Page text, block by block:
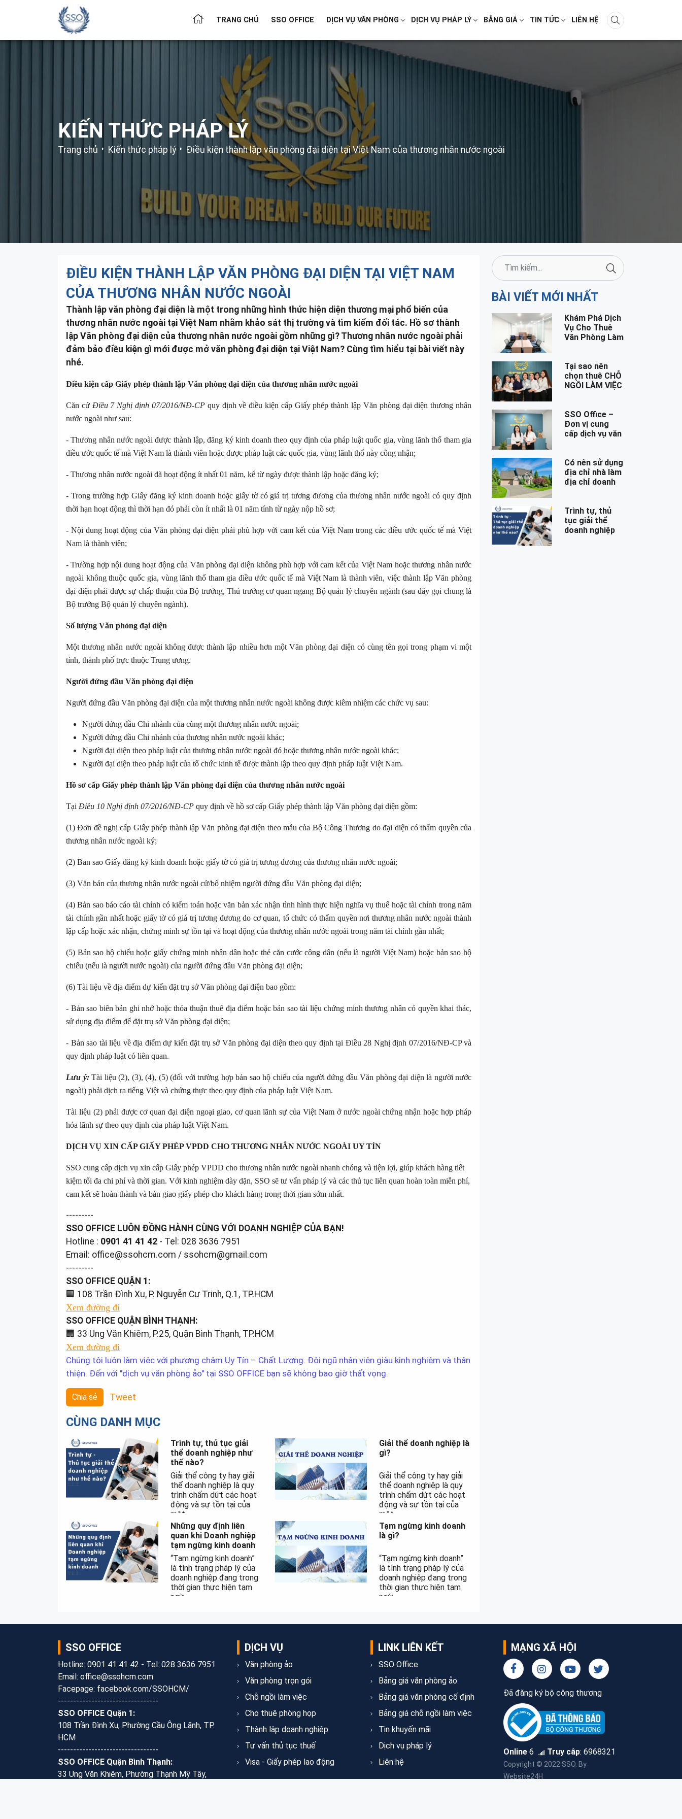
TRANG CHỦ SSO OFFICE DỊCH VỤ VĂN PHÒNG DỊCH VỤ PHÁP LÝ BẢNG GIÁ TIN TỨC LIÊN HỆ
KIẾN THỨC PHÁP LÝ
Trang chủ Kiến thức pháp lý Điều kiện thành lập văn phòng đại diện tại Việt Nam của thương nhân nước ngoài
ĐIỀU KIỆN THÀNH LẬP VĂN PHÒNG ĐẠI DIỆN TẠI VIỆT NAM
CỦA THƯƠNG NHÂN NƯỚC NGOÀI
Thành lập văn phòng đại diện là một trong những hình thức hiện diện thương mại phổ biến của
thương nhân nước ngoài tại Việt Nam nhằm khảo sát thị trường và tìm kiếm đối tác. Hồ sơ thành
lập Văn phòng đại diện của thương nhân nước ngoài gồm những gì? Thương nhân nước ngoài phải
đảm bảo điều kiện gì mới được mở văn phòng đại diện tại Việt Nam? Cùng tìm hiểu tại bài viết này
nhé.
Điều kiện cấp Giấy phép thành lập Văn phòng đại diện của thương nhân nước ngoài
Căn cứ Điều 7 Nghị định 07/2016/NĐ-CPquy định về điều kiện cấp Giấy phép thành lập Văn phòng đại diện thương nhân
nước ngoài như sau:
- Thương nhân nước ngoài được thành lập, đăng ký kinh doanh theo quy định của pháp luật quốc gia, vùng lãnh thổ tham gia
điều ước quốc tế mà Việt Nam là thành viên hoặc được pháp luật các quốc gia, vùng lãnh thổ này công nhận;
- Thương nhân nước ngoài đã hoạt động ít nhất 01 năm, kể từ ngày được thành lập hoặc đăng ký;
- Trong trường hợp Giấy đăng ký kinh doanh hoặc giấy tờ có giá trị tương đương của thương nhân nước ngoài có quy định
thời hạn hoạt động thì thời hạn đó phải còn ít nhất là 01 năm tính từ ngày nộp hồ sơ;
- Nội dung hoạt động của Văn phòng đại diện phải phù hợp với cam kết của Việt Nam trong các điều ước quốc tế mà Việt
Nam là thành viên;
- Trường hợp nội dung hoạt động của Văn phòng đại diện không phù hợp với cam kết của Việt Nam hoặc thương nhân nước
ngoài không thuộc quốc gia, vùng lãnh thổ tham gia điều ước quốc tế mà Việt Nam là thành viên, việc thành lập Văn phòng
đại diện phải được sự chấp thuận của Bộ trưởng, Thủ trưởng cơ quan ngang Bộ quản lý chuyên ngành (sau đây gọi chung là
Bộ trưởng Bộ quản lý chuyên ngành).
Số lượng Văn phòng đại diện
Một thương nhân nước ngoài không được thành lập nhiều hơn một Văn phòng đại diện có cùng tên gọi trong phạm vi một
tỉnh, thành phố trực thuộc Trung ương.
Người đứng đầu Văn phòng đại diện
Người đứng đầu Văn phòng đại diện của một thương nhân nước ngoài không được kiêm nhiệm các chức vụ sau:
Người đứng đầu Chi nhánh của cùng một thương nhân nước ngoài;
Người đứng đầu Chi nhánh của thương nhân nước ngoài khác;
Người đại diện theo pháp luật của thương nhân nước ngoài đó hoặc thương nhân nước ngoài khác;
Người đại diện theo pháp luật của tổ chức kinh tế được thành lập theo quy định pháp luật Việt Nam.
Hồ sơ cấp Giấy phép thành lập Văn phòng đại diện của thương nhân nước ngoài
Tại Điều 10 Nghị định 07/2016/NĐ-CP quy định về hồ sơ cấp Giấy phép thành lập Văn phòng đại diện gồm:
(1) Đơn đề nghị cấp Giấy phép thành lập Văn phòng đại diện theo mẫu của Bộ Công Thương do đại diện có thẩm quyền của
thương nhân nước ngoài ký;
(2) Bản sao Giấy đăng ký kinh doanh hoặc giấy tờ có giá trị tương đương của thương nhân nước ngoài;
(3) Văn bản của thương nhân nước ngoài cử/bổ nhiệm người đứng đầu Văn phòng đại diện;
(4) Bản sao báo cáo tài chính có kiểm toán hoặc văn bản xác nhận tình hình thực hiện nghĩa vụ thuế hoặc tài chính trong năm
tài chính gần nhất hoặc giấy tờ có giá trị tương đương do cơ quan, tổ chức có thẩm quyền nơi thương nhân nước ngoài thành
lập cấp hoặc xác nhận, chứng minh sự tồn tại và hoạt động của thương nhân nước ngoài trong năm tài chính gần nhất;
(5) Bản sao hộ chiếu hoặc giấy chứng minh nhân dân hoặc thẻ căn cước công dân (nếu là người Việt Nam) hoặc bản sao hộ
chiếu (nếu là người nước ngoài) của người đứng đầu Văn phòng đại diện;
(6) Tài liệu về địa điểm dự kiến đặt trụ sở Văn phòng đại diện bao gồm:
- Bản sao biên bản ghi nhớ hoặc thỏa thuận thuê địa điểm hoặc bản sao tài liệu chứng minh thương nhân có quyền khai thác,
sử dụng địa điểm để đặt trụ sở Văn phòng đại diện;
- Bản sao tài liệu về địa điểm dự kiến đặt trụ sở Văn phòng đại diện theo quy định tại Điều 28 Nghị định 07/2016/NĐ-CP và
quy định pháp luật có liên quan.
Lưu ý:Tài liệu (2), (3), (4), (5) (đối với trường hợp bản sao hộ chiếu của người đứng đầu Văn phòng đại diện là người nước
ngoài) phải dịch ra tiếng Việt và chứng thực theo quy định của pháp luật Việt Nam.
Tài liệu (2) phải được cơ quan đại diện ngoại giao, cơ quan lãnh sự của Việt Nam ở nước ngoài chứng nhận hoặc hợp pháp
hóa lãnh sự theo quy định của pháp luật Việt Nam.
DỊCH VỤ XIN CẤP GIẤY PHÉP VPDD CHO THƯƠNG NHÂN NƯỚC NGOÀI UY TÍN
SSO cung cấp dịch vụ xin cấp Giấy phép VPDD cho thương nhân nước ngoài nhanh chóng và tiện lợi, giúp khách hàng tiết
kiệm tối đa chi phí và thời gian. Với kinh nghiệm dày dặn, SSO sẽ tư vấn pháp lý và các thủ tục liên quan hoàn toàn miễn phí,
cam kết sẽ hoàn thành và bàn giao giấy phép cho khách hàng trong thời gian sớm nhất.
---------
SSO OFFICE LUÔN ĐỒNG HÀNH CÙNG VỚI DOANH NGHIỆP CỦA BẠN!
Hotline : 0901 41 41 42 - Tel: 028 3636 7951
Email: office@ssohcm.com / ssohcm@gmail.com
---------
SSO OFFICE QUẬN 1:
🏢 108 Trần Đình Xu, P. Nguyễn Cư Trinh, Q.1, TP.HCM
Xem đường đi
SSO OFFICE QUẬN BÌNH THẠNH:
🏢 33 Ung Văn Khiêm, P.25, Quận Bình Thạnh, TP.HCM
Xem đường đi
Chúng tôi luôn làm việc với phương châm Uy Tín – Chất Lượng. Đội ngũ nhân viên giàu kinh nghiệm và thân
thiện. Đến với "dịch vụ văn phòng ảo" tại SSO OFFICE bạn sẽ không bao giờ thất vọng.
Chia sẻ Tweet
CÙNG DANH MỤC
Trình tự, thủ tục giải
thể doanh nghiệp như
thế nào?
Giải thể công ty hay giải
thể doanh nghiệp là quy
trình chấm dứt các hoạt
động và sự tồn tại của
một...
Giải thể doanh nghiệp là
gì?
Giải thể công ty hay giải
thể doanh nghiệp là quy
trình chấm dứt các hoạt
động và sự tồn tại của
một...
Những quy định liên
quan khi Doanh nghiệp
tạm ngừng kinh doanh
“Tạm ngừng kinh doanh”
là tình trạng pháp lý của
doanh nghiệp đang trong
thời gian thực hiện tạm
ngừ...
Tạm ngừng kinh doanh
là gì?
“Tạm ngừng kinh doanh”
là tình trạng pháp lý của
doanh nghiệp đang trong
thời gian thực hiện tạm
ngừ...
BÀI VIẾT MỚI NHẤT
Khám Phá Dịch
Vụ Cho Thuê
Văn Phòng Làm
Ưu Cho Doanh
Nghiệp Của Bạn
Tại sao nên
chọn thuê CHỖ
NGỒI LÀM VIỆC
SSO Office –
Đơn vị cung
cấp dịch vụ văn
Có nên sử dụng
địa chỉ nhà làm
địa chỉ doanh
Trình tự, thủ
tục giải thể
doanh nghiệp
SSO OFFICE
Hotline: 0901 41 41 42 - Tel: 028 3636 7951
Email: office@ssohcm.com
Facepage: facebook.com/SSOHCM/
---------------------------------
SSO OFFICE Quận 1:
108 Trần Đình Xu, Phường Cầu Ông Lãnh, TP.
HCM
---------------------------------
SSO OFFICE Quận Bình Thạnh:
33 Ung Văn Khiêm, Phường Thạnh Mỹ Tây,
DỊCH VỤ
Văn phòng ảo
Văn phòng trọn gói
Chỗ ngồi làm việc
Cho thuê phòng họp
Thành lập doanh nghiệp
Tư vấn thủ tục thuế
Visa - Giấy phép lao động
LINK LIÊN KẾT
SSO Office
Bảng giá văn phòng ảo
Bảng giá văn phòng cố định
Bảng giá chỗ ngồi làm việc
Tin khuyến mãi
Dịch vụ pháp lý
Liên hệ
MẠNG XÃ HỘI
Đã đăng ký bộ công thương
Online 6 Truy câp: 6968321
Copyright © 2022 SSO. By
Website24H